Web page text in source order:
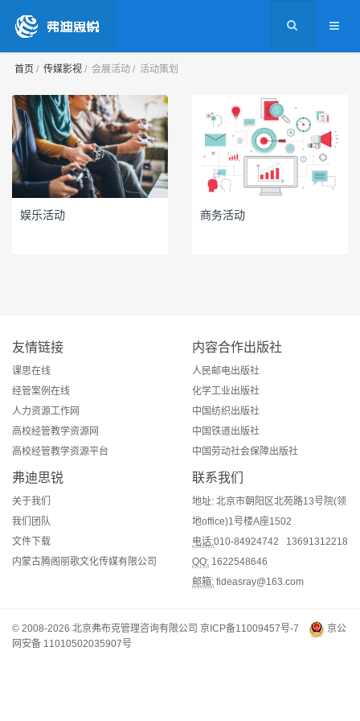
首页 传媒影视 会展活动 活动策划
娱乐活动 商务活动
友情链接
课思在线
经管案例在线
人力资源工作网
高校经管教学资源网
高校经管教学资源平台
内容合作出版社
人民邮电出版社
化学工业出版社
中国纺织出版社
中国铁道出版社
中国劳动社会保障出版社
弗迪思锐
关于我们
我们团队
文件下载
内蒙古腾阁丽歌文化传媒有限公司
联系我们
地址: 北京市朝阳区北苑路13号院(领
地office)1号楼A座1502
电话:010-84924742 13691312218
QQ: 1622548646
邮箱: fideasray@163.com
© 2008-2026 北京弗布克管理咨询有限公司 京ICP备11009457号-7
京公
网安备 11010502035907号